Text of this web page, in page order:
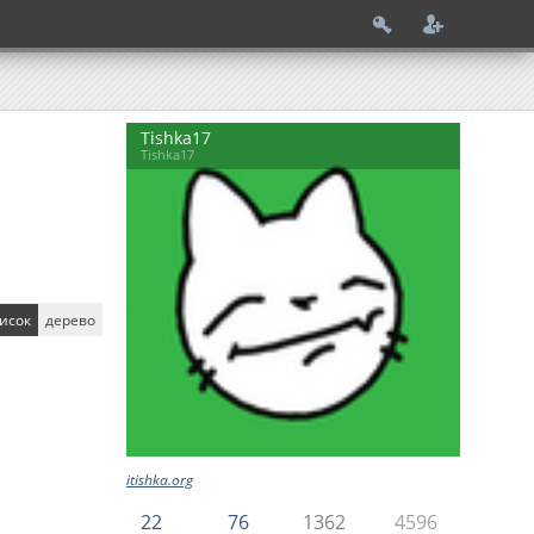
Tishka17
Tishka17
itishka.org
22 76 1362 4596
дерево